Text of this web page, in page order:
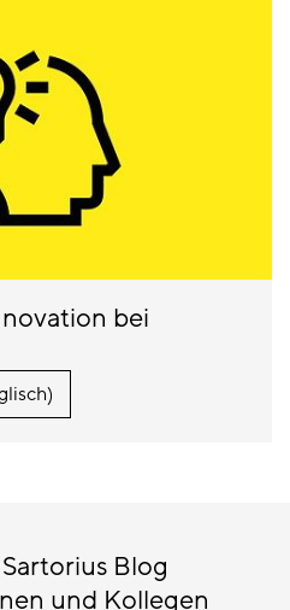
bei
Blog
und Kollegen